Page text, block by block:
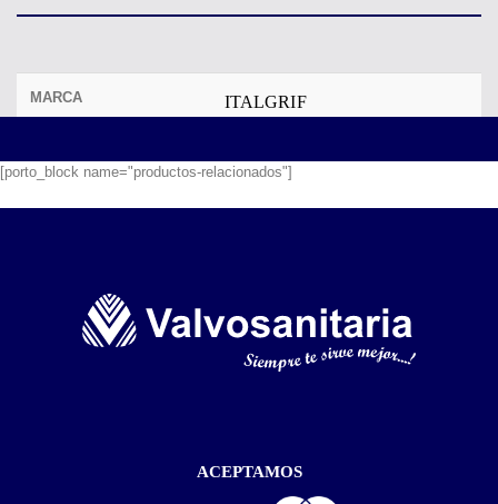
MARCA ITALGRIF
[porto_block name="productos-relacionados"]
ACEPTAMOS